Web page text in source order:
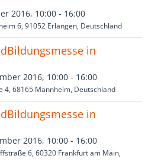
2016, 10:00 - 16:00
6, 91052 Erlangen, Deutschland
in
2016, 10:00 - 16:00
4, 68165 Mannheim, Deutschland
in
2016, 10:00 - 16:00
6, 60320 Frankfurt am Main,